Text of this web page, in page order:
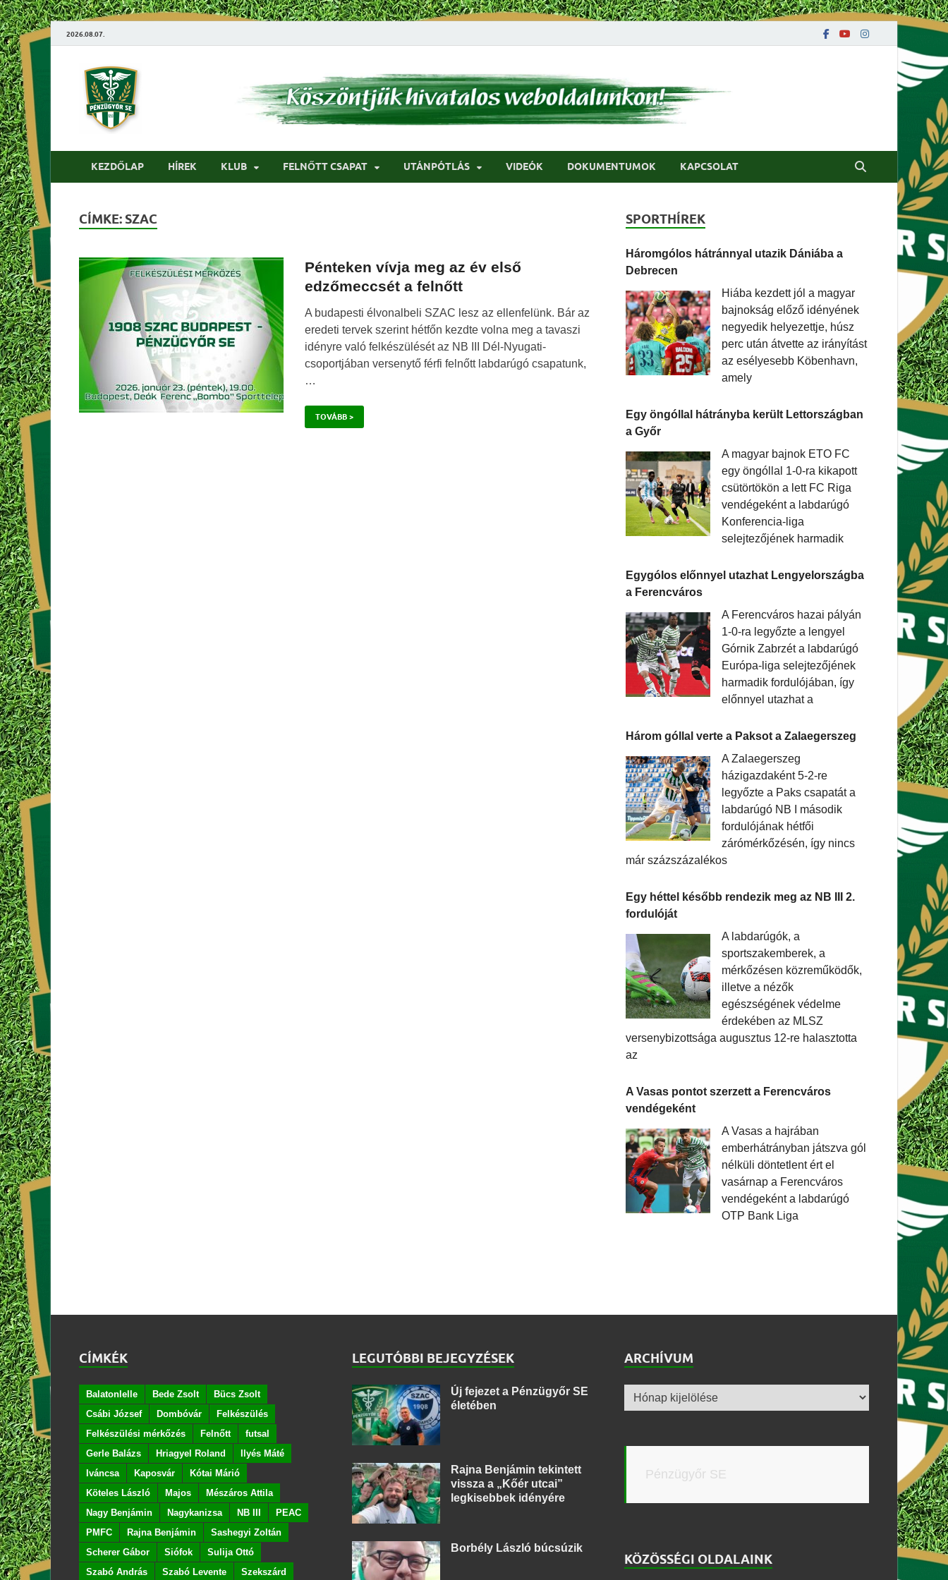
2026.08.07.
Pénzügyőrfoci
KEZDŐLAP HÍREK KLUB FELNŐTT CSAPAT UTÁNPÓTLÁS VIDEÓK DOKUMENTUMOK KAPCSOLAT
CÍMKE: SZAC
Pénteken vívja meg az év első
edzőmeccsét a felnőtt
A budapesti élvonalbeli SZAC lesz az ellenfelünk. Bár az
eredeti tervek szerint hétfőn kezdte volna meg a tavaszi
idényre való felkészülését az NB III Dél-Nyugati-
csoportjában versenytő férfi felnőtt labdarúgó csapatunk,
…
TOVÁBB >
SPORTHÍREK
Háromgólos hátránnyal utazik Dániába a
Debrecen
Hiába kezdett jól a magyar
bajnokság előző idényének
negyedik helyezettje, húsz
perc után átvette az irányítást
az esélyesebb Köbenhavn,
amely
Egy öngóllal hátrányba került Lettországban
a Győr
A magyar bajnok ETO FC
egy öngóllal 1-0-ra kikapott
csütörtökön a lett FC Riga
vendégeként a labdarúgó
Konferencia-liga
selejtezőjének harmadik
Egygólos előnnyel utazhat Lengyelországba
a Ferencváros
A Ferencváros hazai pályán
1-0-ra legyőzte a lengyel
Górnik Zabrzét a labdarúgó
Európa-liga selejtezőjének
harmadik fordulójában, így
előnnyel utazhat a
Három góllal verte a Paksot a Zalaegerszeg
A Zalaegerszeg
házigazdaként 5-2-re
legyőzte a Paks csapatát a
labdarúgó NB I második
fordulójának hétfői
zárómérkőzésén, így nincs
már százszázalékos
Egy héttel később rendezik meg az NB III 2.
fordulóját
A labdarúgók, a
sportszakemberek, a
mérkőzésen közreműködők,
illetve a nézők
egészségének védelme
érdekében az MLSZ
versenybizottsága augusztus 12-re halasztotta
az
A Vasas pontot szerzett a Ferencváros
vendégeként
A Vasas a hajrában
emberhátrányban játszva gól
nélküli döntetlent ért el
vasárnap a Ferencváros
vendégeként a labdarúgó
OTP Bank Liga
CÍMKÉK
Balatonlelle Bede Zsolt
Bücs Zsolt
Csábi József
Dombóvár
Felkészülés
Felkészülési mérkőzés
Felnőtt
futsal
Gerle Balázs
Hriagyel Roland
Ilyés Máté
Iváncsa
Kaposvár
Kótai Márió
Köteles László
Majos
Mészáros Attila
Nagy Benjámin
Nagykanizsa NB III
PEAC
PMFC
Rajna Benjámin
Sashegyi Zoltán
Scherer Gábor
Siófok
Sulija Ottó
Szabó András
Szabó Levente Szekszárd
LEGUTÓBBI BEJEGYZÉSEK
Új fejezet a Pénzügyőr SE
életében
Rajna Benjámin tekintett
vissza a „Kőér utcai”
legkisebbek idényére
Borbély László búcsúzik
ARCHÍVUM
Pénzügyőr SE
KÖZÖSSÉGI OLDALAINK